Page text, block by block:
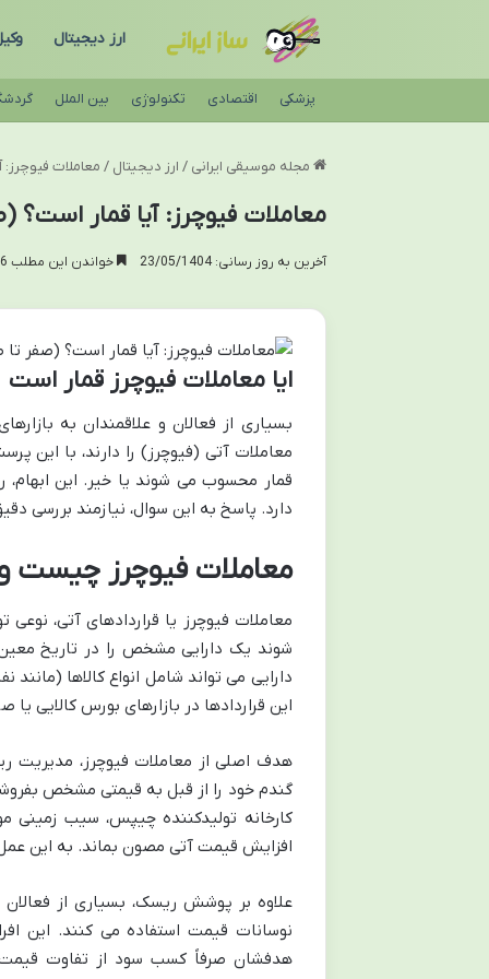
ارز دیجیتال
پزشکی اقتصادی تکنولوژی بین الملل
مجله موسیقی ایرانی / ارز دیجیتال / معاملات
معاملات فیوچرز: آیا قمار است؟
آخرین به روز رسانی: 23/05/1404 خواندن این مطلب 16 دقیقه زمان میبرد
ایا معاملات فیوچرز قمار است
بسیاری از فعالان و علاقمندان به
معاملات آتی (فیوچرز) را دارند، با این
قمار محسوب می شوند یا خیر. این
دارد. پاسخ به این سوال، نیازمند بررسی
معاملات فیوچرز چیست
معاملات فیوچرز یا قراردادهای آتی،
شوند یک دارایی مشخص را در تاریخ
دارایی می تواند شامل انواع کالاها (مانند
این قراردادها در بازارهای بورس کالایی
هدف اصلی از معاملات فیوچرز، مدیریت
گندم خود را از قبل به قیمتی مشخص
کارخانه تولیدکننده چیپس، سیب زمینی
افزایش قیمت آتی مصون بماند. به این
علاوه بر پوشش ریسک، بسیاری از فعالان
نوسانات قیمت استفاده می کنند. این
هدفشان صرفاً کسب سود از تفاوت قیمت